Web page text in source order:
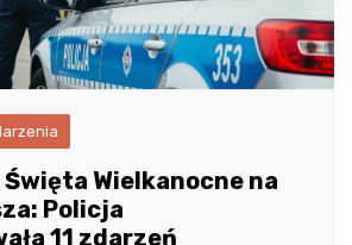
Wielkanocne na
Policja
11 zdarzeń